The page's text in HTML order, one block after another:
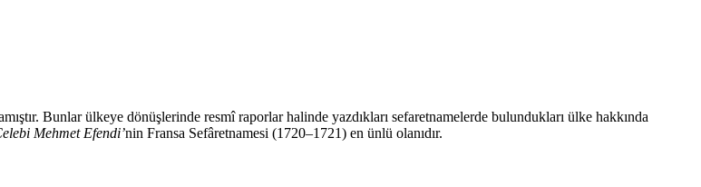
Bunlar ülkeye dönüşlerinde resmî raporlar halinde yazdıkları sefaretnamelerde bulundukları ülke hakkında
Mehmet Efendi’nin Fransa Sefâretnamesi (1720–1721) en ünlü olanıdır.